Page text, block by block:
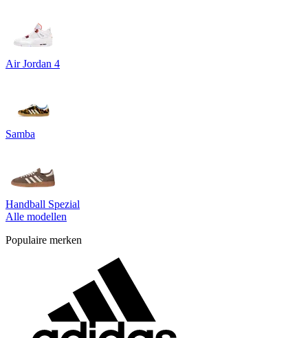
Air Jordan 4
Samba
Handball Spezial
Alle modellen
Populaire merken